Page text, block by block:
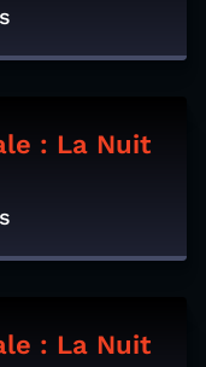
: La Nuit
: La Nuit